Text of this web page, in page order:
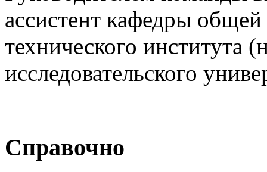
ассистент кафедры
технического института
исследовательского
Справочно